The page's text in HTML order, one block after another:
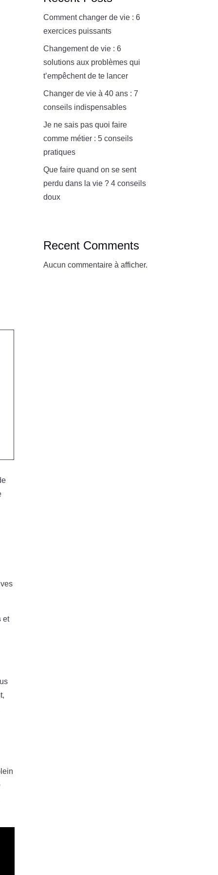
et
Comment changer de vie : 6
exercices puissants
Changement de vie : 6
solutions aux problèmes qui
t’empêchent de te lancer
Changer de vie à 40 ans : 7
conseils indispensables
Je ne sais pas quoi faire
comme métier : 5 conseils
pratiques
Que faire quand on se sent
perdu dans la vie ? 4 conseils
doux
Recent Comments
Aucun commentaire à afficher.